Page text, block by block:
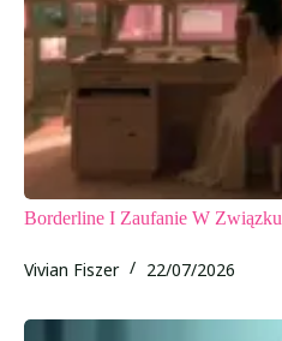
Borderline I Zaufanie W Związku
Vivian Fiszer 22/07/2026